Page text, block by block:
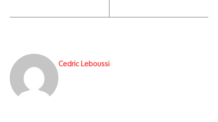
Cedric Leboussi